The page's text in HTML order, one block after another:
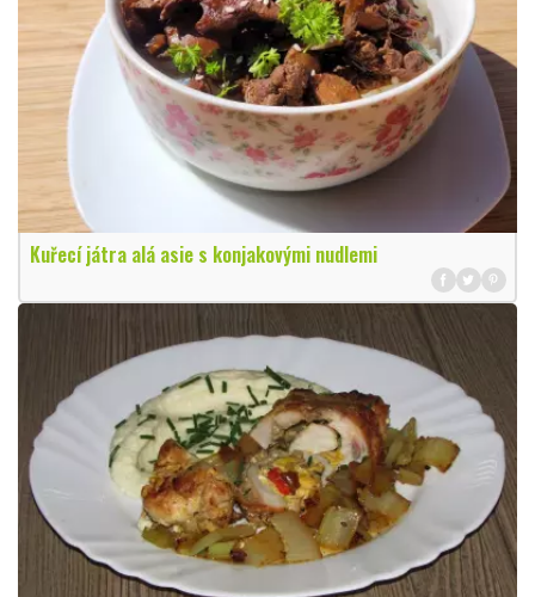
Kuřecí játra alá asie s konjakovými nudlemi